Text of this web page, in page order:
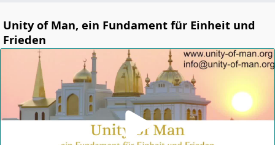
Unity of Man, ein Fundament für Einheit und
Frieden